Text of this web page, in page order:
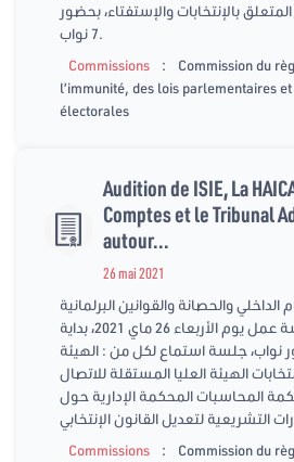
المؤرخ في 26 ماي 2014 المتعلق بالإنتخابات والإستفتاء، بحضور
7 نواب.
Commissions
:
Commission du
l’immunité, des lois parlementaires
électorales
Audition de ISIE, La
Comptes et le Tribunal
autour...
26 mai 2021
والحصانة والقوانين البرلمانية
والقوانين الانتخابية جلسة عمل يوم الأربعاء 26 ماي 2021، بداية
10:05، بحضور نواب، جلسة استماع لكل من : الهيئة
الهيئة العليا المستقلة للاتصال
المحاسبات المحكمة الإدارية حول
Commissions
:
Commission du